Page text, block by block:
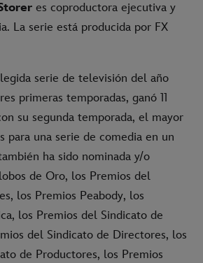
es coproductora ejecutiva y
La serie está producida por FX
serie de televisión del año
primeras temporadas, ganó 11
su segunda temporada, el mayor
para una serie de comedia en un
ha sido nominada y/o
de Oro, los Premios del
los Premios Peabody, los
los Premios del Sindicato de
del Sindicato de Directores, los
de Productores, los Premios